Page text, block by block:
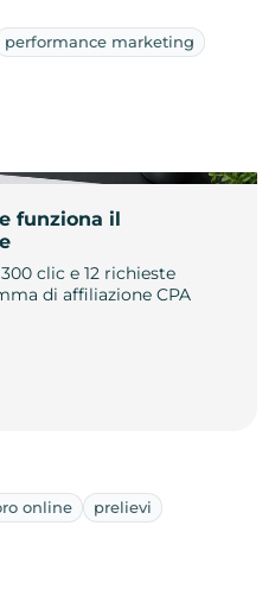
performance marketing
funziona il
clic e 12 richieste
di affiliazione CPA
online prelievi